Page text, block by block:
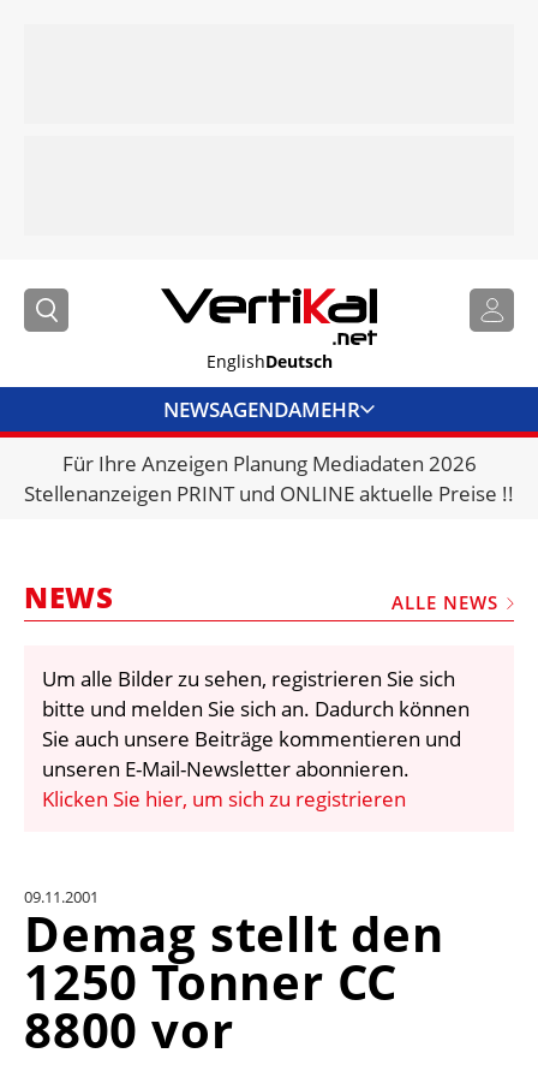
EnglishDeutsch
NEWSAGENDAMEHR
BRANCHENLINKS
VERMIETER
VIDEOS
BIBLIOTHEK
KRAN & BÜHNE
EINHEITENKONVERTER
KONTAKT
Für Ihre Anzeigen Planung Mediadaten 2026
Stellenanzeigen PRINT und ONLINE aktuelle Preise !!
NEWS ALLE NEWS
Um alle Bilder zu sehen, registrieren Sie sich
bitte und melden Sie sich an. Dadurch können
Sie auch unsere Beiträge kommentieren und
unseren E-Mail-Newsletter abonnieren.
Klicken Sie hier, um sich zu registrieren
09.11.2001
Demag stellt den
1250 Tonner CC
8800 vor